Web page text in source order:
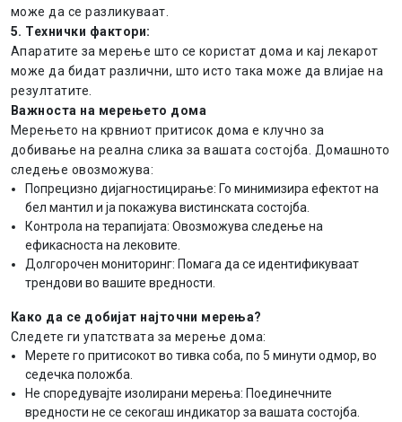
може да се разликуваат.
5. Технички фактори:
Апаратите за мерење што се користат дома и кај лекарот
може да бидат различни, што исто така може да влијае на
резултатите.
Важноста на мерењето дома
Мерењето на крвниот притисок дома е клучно за
добивање на реална слика за вашата состојба. Домашното
следење овозможува:
Попрецизно дијагностицирање: Го минимизира ефектот на
бел мантил и ја покажува вистинската состојба.
Контрола на терапијата: Овозможува следење на
ефикасноста на лековите.
Долгорочен мониторинг: Помага да се идентификуваат
трендови во вашите вредности.
Како да се добијат најточни мерења?
Следете ги упатствата за мерење дома:
Мерете го притисокот во тивка соба, по 5 минути одмор, во
седечка положба.
Не споредувајте изолирани мерења: Поединечните
вредности не се секогаш индикатор за вашата состојба.